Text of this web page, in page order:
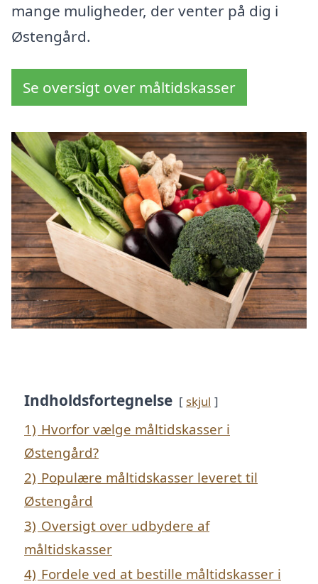
mange muligheder, der venter på dig i
Østengård.
Se oversigt over måltidskasser
Indholdsfortegnelse skjul
1) Hvorfor vælge måltidskasser i
Østengård?
2) Populære måltidskasser leveret til
Østengård
3) Oversigt over udbydere af
måltidskasser
4) Fordele ved at bestille måltidskasser i